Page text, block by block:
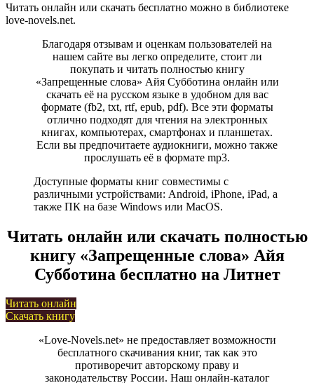
Читать онлайн или скачать бесплатно можно в библиотеке
love-novels.net.
Благодаря отзывам и оценкам пользователей на
нашем сайте вы легко определите, стоит ли
покупать и читать полностью книгу
«Запрещенные слова» Айя Субботина онлайн или
скачать её на русском языке в удобном для вас
формате (fb2, txt, rtf, epub, pdf). Все эти форматы
отлично подходят для чтения на электронных
книгах, компьютерах, смартфонах и планшетах.
Если вы предпочитаете аудиокниги, можно также
прослушать её в формате mp3.
Доступные форматы книг совместимы с
различными устройствами: Android, iPhone, iPad, а
также ПК на базе Windows или MacOS.
Читать онлайн или скачать полностью
книгу «Запрещенные слова» Айя
Субботина бесплатно на Литнет
Читать онлайн
Скачать книгу
«Love-Novels.net» не предоставляет возможности
бесплатного скачивания книг, так как это
противоречит авторскому праву и
законодательству России. Наш онлайн-каталог